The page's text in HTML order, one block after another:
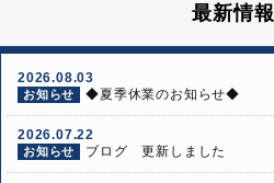
最新情報
2026.08.03
お知らせ ◆夏季休業のお知らせ◆
2026.07.22
お知らせ ブログ 更新しました